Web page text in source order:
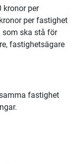
kronor per
per fastighet
som ska stå för
fastighetsägare
fastighet